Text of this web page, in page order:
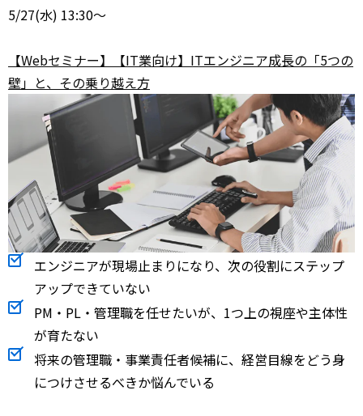
5/27(水) 13:30～
【Webセミナー】【IT業向け】ITエンジニア成長の「5つの
壁」と、その乗り越え方
エンジニアが現場止まりになり、次の役割にステップ
アップできていない
PM・PL・管理職を任せたいが、1つ上の視座や主体性
が育たない
将来の管理職・事業責任者候補に、経営目線をどう身
につけさせるべきか悩んでいる